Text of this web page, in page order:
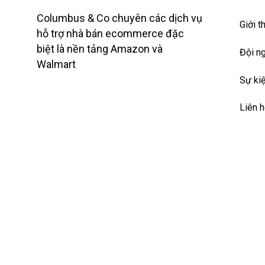
Columbus & Co chuyên các dịch vụ
hỗ trợ nhà bán ecommerce đặc
biệt là nền tảng Amazon và
Walmart
Giới
Đội
Sự
Liên